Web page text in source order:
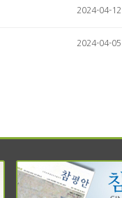
2024-04-12
2024-04-05